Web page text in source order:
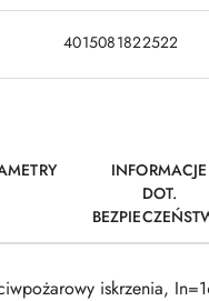
4015081822522
INFORMACJE
DOT.
iskrzenia,